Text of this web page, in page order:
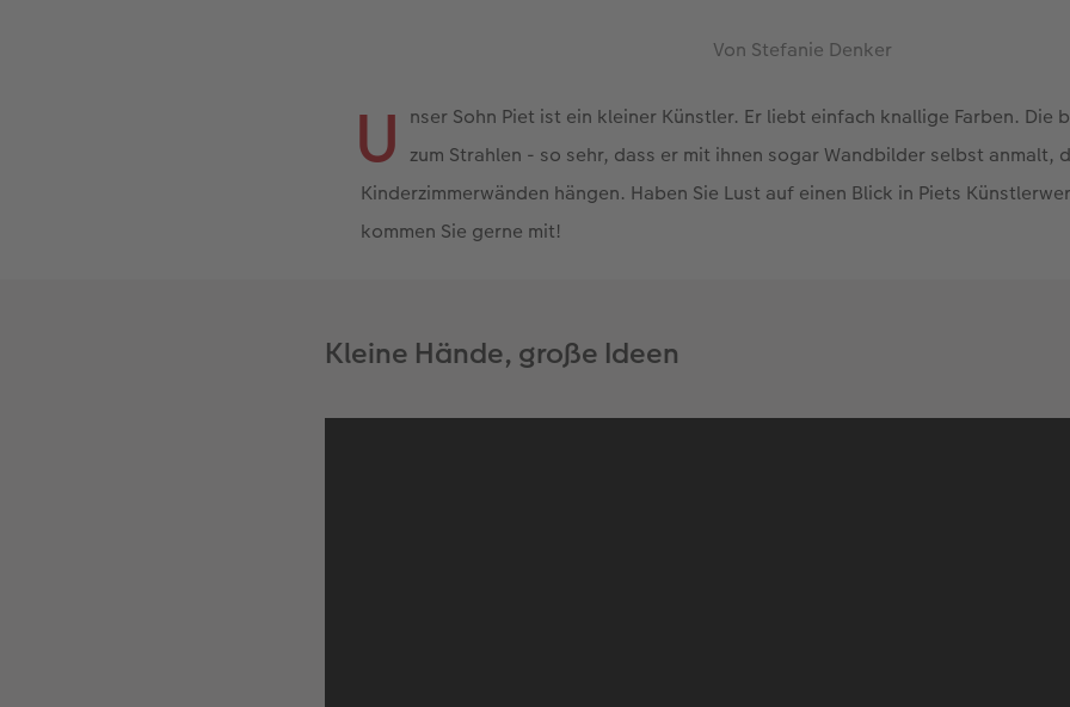
Von Stefanie Denker
U nser Sohn Piet ist ein kleiner Künstler. Er liebt einfach knallige Farben. Die
zum Strahlen - so sehr, dass er mit ihnen sogar Wandbilder selbst anmalt,
Kinderzimmerwänden hängen. Haben Sie Lust auf einen Blick in Piets
kommen Sie gerne mit!
Kleine Hände, große Ideen